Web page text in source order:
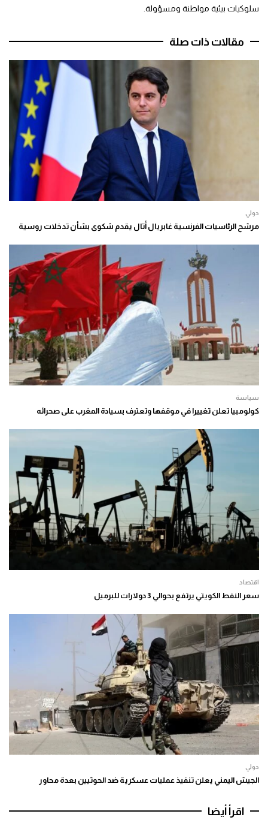
سلوكيات بيئية مواطنة ومسؤولة.
مقالات ذات صلة
دولي
مرشح الرئاسيات الفرنسية غابريال أتال يقدم شكوى بشأن تدخلات روسية
سياسة
كولومبيا تعلن تغييرا في موقفها وتعترف بسيادة المغرب على صحرائه
اقتصاد
سعر النفط الكويتي يرتفع بحوالي 3 دولارات للبرميل
دولي
الجيش اليمني يعلن تنفيذ عمليات عسكرية ضد الحوثيين بعدة محاور
اقرأ أيضا